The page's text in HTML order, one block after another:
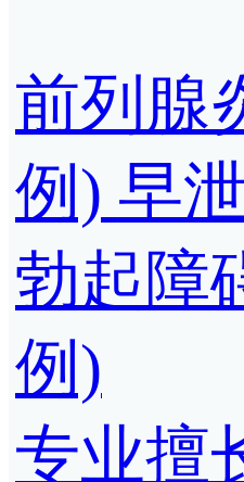
前列腺
例) 早
勃起障
例)
专业擅